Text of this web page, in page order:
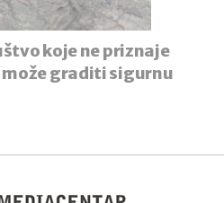
koje ne priznaje
graditi sigurnu